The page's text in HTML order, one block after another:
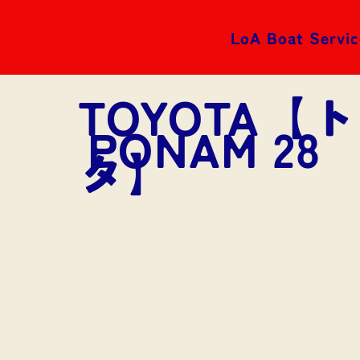
LoA Boat
TOYOTA【ト
タ】
PONAM 28